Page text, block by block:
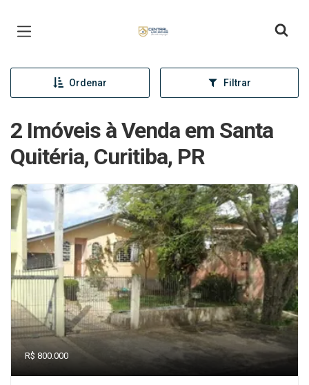
Ordenar Filtrar
2 Imóveis à Venda em Santa
Quitéria, Curitiba, PR
R$ 800.000